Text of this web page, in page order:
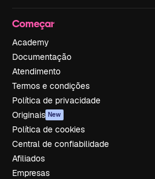
Começar
Academy
Documentação
Atendimento
Termos e condições
Política de privacidade
Originais New
Política de cookies
Central de confiabilidade
Afiliados
Empresas